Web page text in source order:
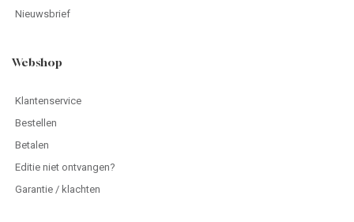
Nieuwsbrief
Webshop
Klantenservice
Bestellen
Betalen
Editie niet ontvangen?
Garantie / klachten